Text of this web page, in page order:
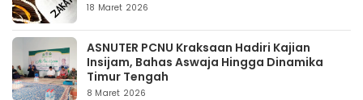
18 Maret 2026
ASNUTER PCNU Kraksaan Hadiri Kajian
Insijam, Bahas Aswaja Hingga Dinamika
Timur Tengah
8 Maret 2026